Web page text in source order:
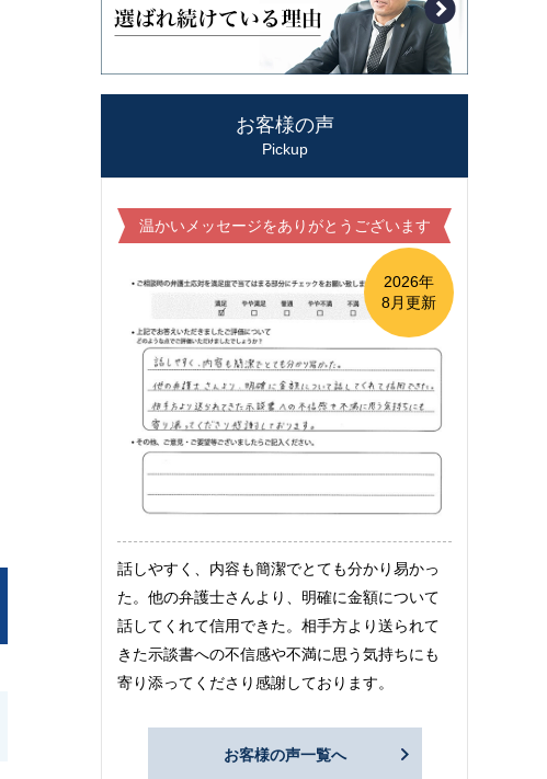
お客様の声
Pickup
温かいメッセージをありがとうございます
2026年
8月更新
話しやすく、内容も簡潔でとても分かり易かっ
た。他の弁護士さんより、明確に金額について
話してくれて信用できた。相手方より送られて
きた示談書への不信感や不満に思う気持ちにも
寄り添ってくださり感謝しております。
お客様の声一覧へ